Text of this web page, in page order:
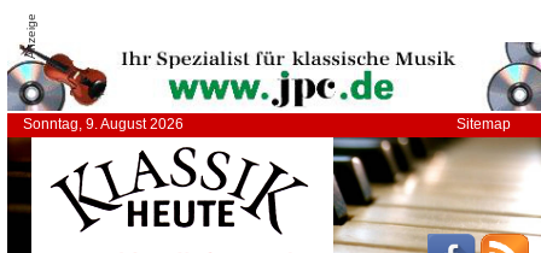
Anzeige
Sonntag, 9. August 2026 Sitemap